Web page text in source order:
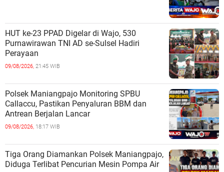
HUT ke-23 PPAD Digelar di Wajo, 530
Purnawirawan TNI AD se-Sulsel Hadiri
Perayaan
09/08/2026, 21:45 WIB
Polsek Maniangpajo Monitoring SPBU
Callaccu, Pastikan Penyaluran BBM dan
Antrean Berjalan Lancar
09/08/2026, 18:17 WIB
Tiga Orang Diamankan Polsek Maniangpajo,
Diduga Terlibat Pencurian Mesin Pompa Air